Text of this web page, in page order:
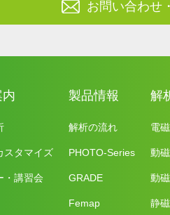
お問い合わせ
スタマイズ
・講習会
製品情報
解析の流れ
PHOTO-Series
GRADE
Femap
解
電
動
動
静